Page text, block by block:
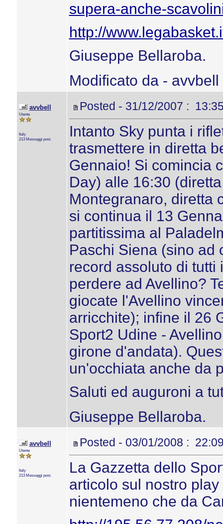
supera-anche-
http://
Giuseppe Bellaroba.
Modificato da -
avvbell
Utente
Italy
213 Messaggi post.
Posted - 31/12/2007 :
Intanto Sky punta i
trasmettere in diretta
Gennaio! Si comincia
Day) alle 16:30
Montegranaro, diretta
si continua il 13
partitissima al
Paschi Siena (sino ad
record assoluto di tutti
perdere ad Avellino?
giocate l'Avellino
arricchite); infine il 26
Sport2 Udine -
girone d'andata).
un'occhiata anche da
Saluti ed auguroni a
Giuseppe Bellaroba.
avvbell
Utente
Italy
213 Messaggi post.
Posted - 03/01/2008 :
La Gazzetta dello
articolo sul nostro
nientemeno che da